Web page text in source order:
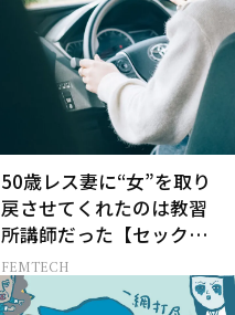
50歳レス妻に“女”を取り
戻させてくれたのは教習
所講師だった【セックス
レス AND THE CITY -女た
ちの告白-】
FEMTECH